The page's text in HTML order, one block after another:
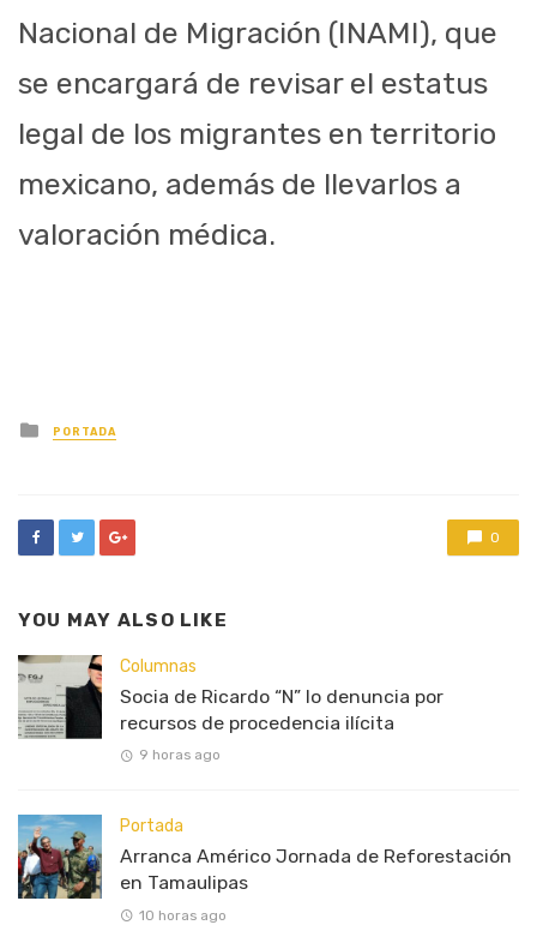
Nacional de Migración (INAMI), que
se encargará de revisar el estatus
legal de los migrantes en territorio
mexicano, además de llevarlos a
valoración médica.
Posted
in
PORTADA
0
YOU MAY ALSO LIKE
Columnas
Socia de Ricardo “N” lo denuncia por
recursos de procedencia ilícita
9 horas ago
Portada
Arranca Américo Jornada de Reforestación
en Tamaulipas
10 horas ago